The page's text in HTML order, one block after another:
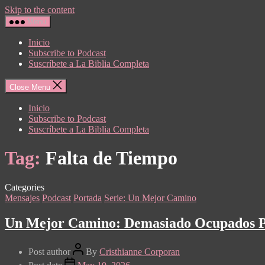
Skip to the content
Menu
Inicio
Subscribe to Podcast
Suscríbete a La Biblia Completa
Close Menu
Inicio
Subscribe to Podcast
Suscríbete a La Biblia Completa
Tag: Falta de Tiempo
Categories
Mensajes Podcast Portada Serie: Un Mejor Camino
Un Mejor Camino: Demasiado Ocupados
Post author By Cristhianne Corporan